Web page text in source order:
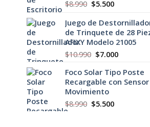
$7.990.$4.990.
$8.990 El
original
era:
$8.990.
$5.500El
actual
es:
$5.500.
Juego de
de Trinquete de 28
AFIXY Modelo 21005
$10.990 El
original
era:
$10.990.
$7.000El
actual
es:
Foco Solar Tipo Poste
Recargable con
Movimiento
$8.990 El
$5.500El